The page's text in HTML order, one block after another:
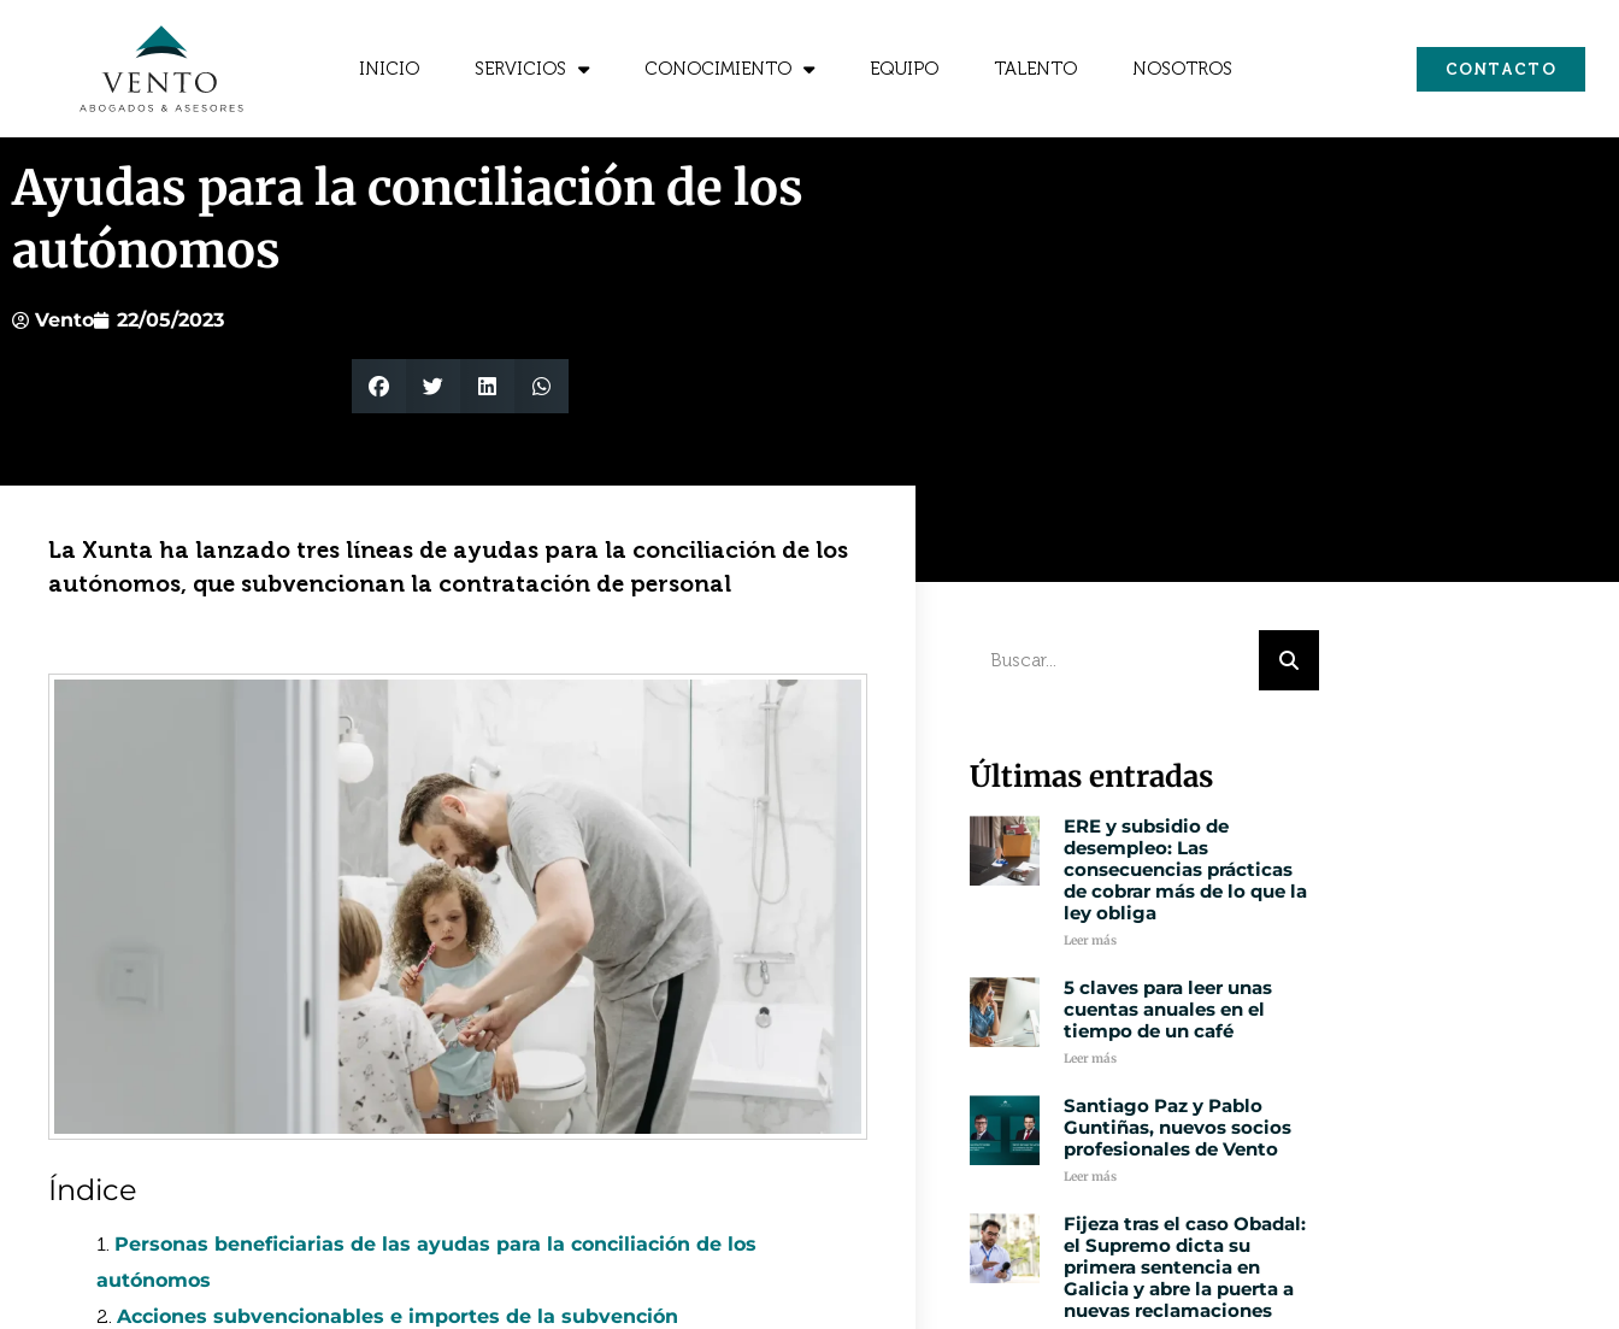
INICIO SERVICIOS CONOCIMIENTO EQUIPO TALENTO NOSOTROS CONTACTO
Ayudas para la conciliación de los
autónomos
Vento 22/05/2023
La Xunta ha lanzado tres líneas de ayudas para la conciliación de los
autónomos, que subvencionan la contratación de personal
Índice
Personas beneficiarias de las ayudas para la conciliación de los
autónomos
Acciones subvencionables e importes de la subvención
Últimas entradas
ERE y subsidio de
desempleo: Las
consecuencias prácticas
de cobrar más de lo que la
ley obliga
Leer más
5 claves para leer unas
cuentas anuales en el
tiempo de un café
Leer más
Santiago Paz y Pablo
Guntiñas, nuevos socios
profesionales de Vento
Leer más
Fijeza tras el caso Obadal:
el Supremo dicta su
primera sentencia en
Galicia y abre la puerta a
nuevas reclamaciones